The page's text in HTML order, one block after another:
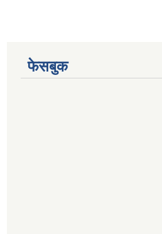
फेसबुक